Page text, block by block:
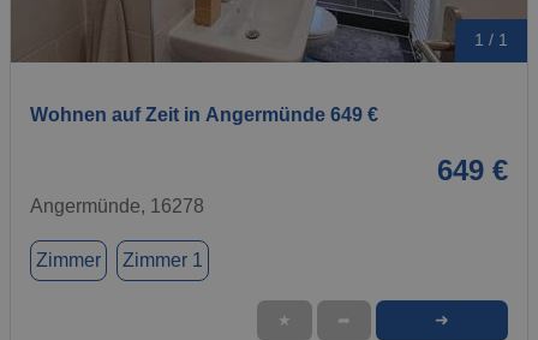
1 / 1
Wohnen auf Zeit in Angermünde 649 €
649 €
Angermünde, 16278
Zimmer Zimmer 1
★ ➦ ➜